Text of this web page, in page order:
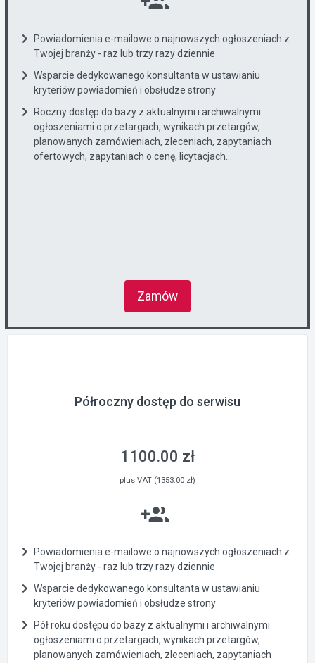
Powiadomienia e-mailowe o najnowszych ogłoszeniach z
Twojej branży - raz lub trzy razy dziennie
Wsparcie dedykowanego konsultanta w ustawianiu
kryteriów powiadomień i obsłudze strony
Roczny dostęp do bazy z aktualnymi i archiwalnymi
ogłoszeniami o przetargach, wynikach przetargów,
planowanych zamówieniach, zleceniach, zapytaniach
ofertowych, zapytaniach o cenę, licytacjach...
Zamów
Półroczny dostęp do serwisu
1100.00 zł
plus VAT (1353.00 zł)
Powiadomienia e-mailowe o najnowszych ogłoszeniach z
Twojej branży - raz lub trzy razy dziennie
Wsparcie dedykowanego konsultanta w ustawianiu
kryteriów powiadomień i obsłudze strony
Pół roku dostępu do bazy z aktualnymi i archiwalnymi
ogłoszeniami o przetargach, wynikach przetargów,
planowanych zamówieniach, zleceniach, zapytaniach